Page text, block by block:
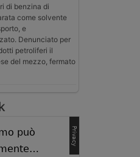
di benzina di
come solvente
e
Denunciato per
petroliferi il
del mezzo, fermato